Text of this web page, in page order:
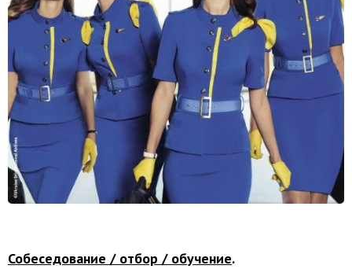
Собеседование / отбор / обучение.